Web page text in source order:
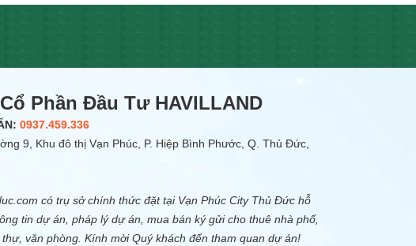
Phần Đầu Tư HAVILLAND
0937.459.336
9, Khu đô thị Vạn Phúc, P. Hiệp Bình Phước, Q. Thủ Đức,
có trụ sở chính thức đặt tại Vạn Phúc City Thủ Đức hỗ
tin dự án, pháp lý dự án, mua bán ký gửi cho thuê nhà phố,
văn phòng. Kính mời Quý khách đến tham quan dự án!